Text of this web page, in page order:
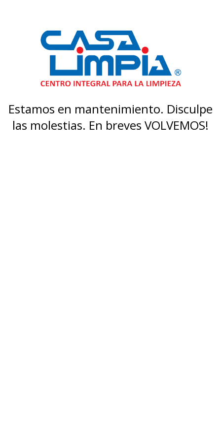
Estamos en mantenimiento. Disculpe
las molestias. En breves VOLVEMOS!